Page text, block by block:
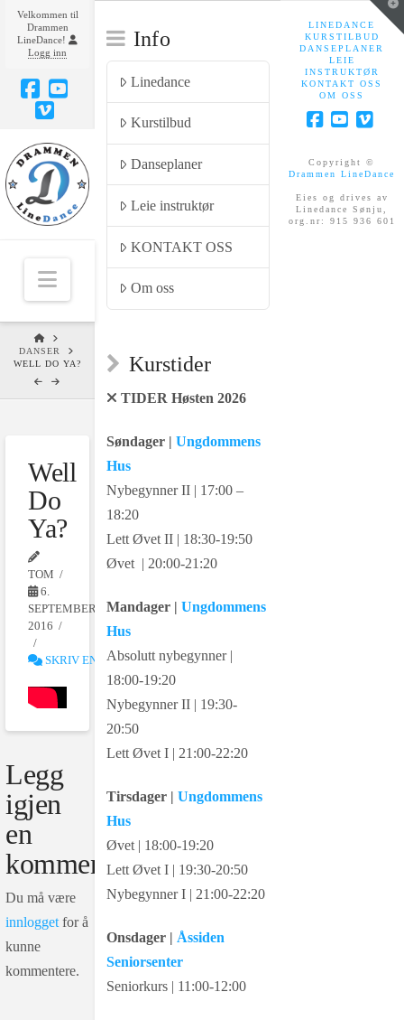
Velkommen til
Drammen
LineDance!
Logg inn
Facebook
YouTube
Navigation
HOME
DANSER
WELL DO YA?
Well
Do
Ya?
TOM
6.
SEPTEMBER
2016
SKRIV EN KOMMENTAR
Legg
igjen
en
kommentar
Du må være
innlogget for å
kunne
kommentere.
Info
Linedance
Kurstilbud
Danseplaner
Leie instruktør
KONTAKT OSS
Om oss
Kurstider
TIDER Høsten 2026
Søndager | Ungdommens
Hus
Nybegynner II | 17:00 –
18:20
Lett Øvet II | 18:30-19:50
Øvet | 20:00-21:20
Mandager | Ungdommens
Hus
Absolutt nybegynner |
18:00-19:20
Nybegynner II | 19:30-
20:50
Lett Øvet I | 21:00-22:20
Tirsdager | Ungdommens
Hus
Øvet | 18:00-19:20
Lett Øvet I | 19:30-20:50
Nybegynner I | 21:00-22:20
Onsdager | Åssiden
Seniorsenter
Seniorkurs | 11:00-12:00
LINEDANCE
KURSTILBUD
DANSEPLANER
LEIE
INSTRUKTØR
KONTAKT OSS
OM OSS
Copyright ©
Drammen LineDance
Eies og drives av
Linedance Sønju,
org.nr: 915 936 601